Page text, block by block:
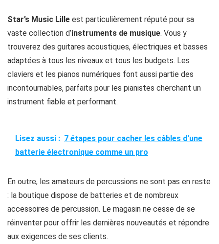
Star’s Music Lille est particulièrement réputé pour sa
vaste collection d’instruments de musique. Vous y
trouverez des guitares acoustiques, électriques et basses
adaptées à tous les niveaux et tous les budgets. Les
claviers et les pianos numériques font aussi partie des
incontournables, parfaits pour les pianistes cherchant un
instrument fiable et performant.
Lisez aussi : 7 étapes pour cacher les câbles d'une
batterie électronique comme un pro
En outre, les amateurs de percussions ne sont pas en reste
: la boutique dispose de batteries et de nombreux
accessoires de percussion. Le magasin ne cesse de se
réinventer pour offrir les dernières nouveautés et répondre
aux exigences de ses clients.